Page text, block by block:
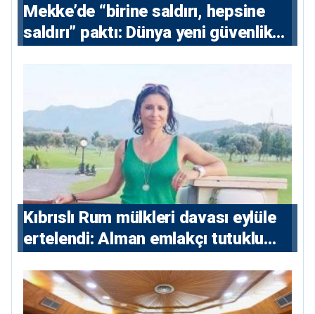
Mekke’de “birine saldırı, hepsine
saldırı” paktı: Dünya yeni güvenlik
Kıbrıslı Rum mülkleri davası eylüle
ertelendi: Alman emlakçı tutuklu